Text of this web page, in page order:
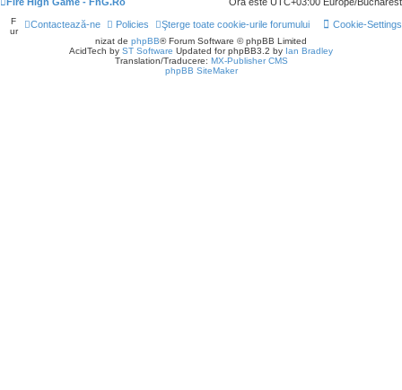
Cookie-Settings
Şterge toate cookie-urile forumului
Policies
Contactează-ne
F
ur
nizat de phpBB® Forum Software © phpBB Limited
AcidTech by ST Software Updated for phpBB3.2 by Ian Bradley
Translation/Traducere: MX-Publisher CMS
phpBB SiteMaker